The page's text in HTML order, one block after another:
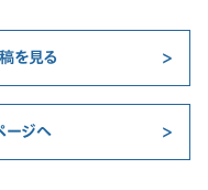
を見る
ージへ